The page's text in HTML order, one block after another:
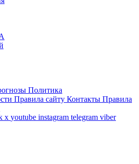
Политика
Правила сайту Контакты Правила
x youtube instagram telegram viber